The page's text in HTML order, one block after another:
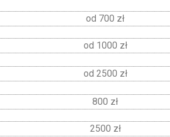
od 700 zł
od 1000 zł
od 2500 zł
800 zł
2500 zł